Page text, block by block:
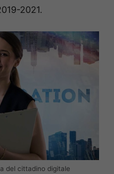
2021.
del cittadino digitale